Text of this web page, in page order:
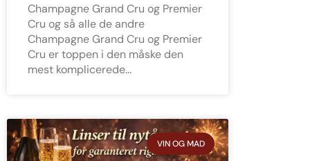
Champagne Grand Cru og Premier
Cru og så alle de andre
Champagne Grand Cru og Premier
Cru er toppen i den måske den
mest komplicerede
VIN OG MAD